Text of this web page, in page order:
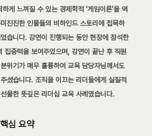
게 느껴질 수 있는 경제학적 '게임이론'을 역
진진한 인물들의 비하인드 스토리에 접목하
습니다. 강연이 진행되는 동안 현장에 참석한
집중력을 보여주었으며, 강연이 끝난 후 직원
위기가 매우 훌륭하여 교육 담당자님께서도
셨습니다. 조직을 이끄는 리더들에게 실질적
물한 뜻깊은 리더십 교육 사례였습니다.
심 요약